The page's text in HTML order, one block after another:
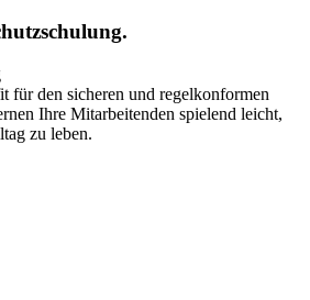
für den sicheren und regelkonformen
Ihre Mitarbeitenden spielend leicht,
zu leben.